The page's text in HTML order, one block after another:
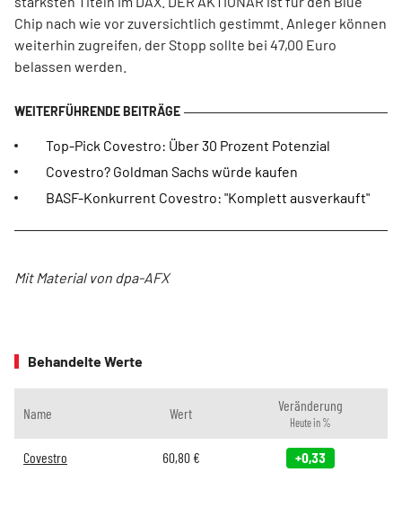
Chip nach wie vor zuversichtlich gestimmt. Anleger können
weiterhin zugreifen, der Stopp sollte bei 47,00 Euro
belassen werden.
Top-Pick Covestro: Über 30 Prozent Potenzial
Covestro? Goldman Sachs würde kaufen
BASF-Konkurrent Covestro: "Komplett ausverkauft"
Mit Material von dpa-AFX
Behandelte Werte
Name Wert Veränderung
Heute in %
Covestro 60,80€ +0,33